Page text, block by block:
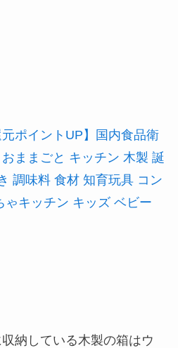
元ポイントUP】国内食品衛
ままごと キッチン 木製 誕
調味料 食材 知育玩具 コン
ゃキッチン キッズ ベビー
納している木製の箱はウ